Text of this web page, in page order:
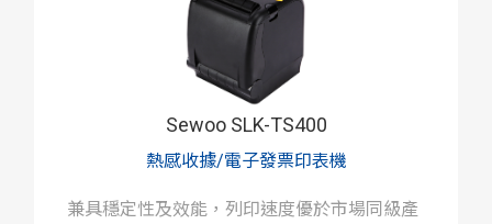
Sewoo SLK-TS400
熱感收據/電子發票印表機
兼具穩定性及效能，列印速度優於市場同級產